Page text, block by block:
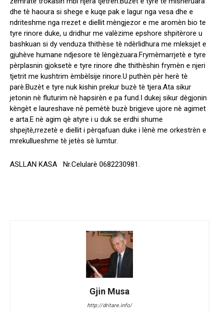
dhe tè haoura si shege e kuqe pak e lagur nga vesa dhe e
ndriteshme nga rrezet e diellit mèngjezor e me aromèn bio te
tyre rinore duke, u dridhur me valèzime epshore shpitèrore u
bashkuan si dy venduza thithèse tè ndèrlidhura me mleksjet e
gjuhève humane ndjesore tè lèngèzuara.Frymèmarrjetè e tyre
pèrplasnin gjoksetè e tyre rinore dhe thithèshin frymèn e njeri
tjetrit me kushtrim èmbèlsije rinore.U puthèn pèr herè tè
parè.Buzèt e tyre nuk kishin prekur buzè tè tjera.Ata sikur
jetonin nè fluturim nè hapsirèn e pa fund.I dukej sikur dègjonin
kèngèt e laureshave nè pemètè buzè brigjeve ujore nè agimet
e arta.E nè agim qè atyre i u duk se erdhi shume
shpejtè,rrezetè e diellit i pèrqafuan duke i lènè me orkestrèn e
mrekullueshme tè jetès sè lumtur.
ASLLAN KASA Nr.Celularè 0682230981.
Gjin Musa
http://dritare.info/